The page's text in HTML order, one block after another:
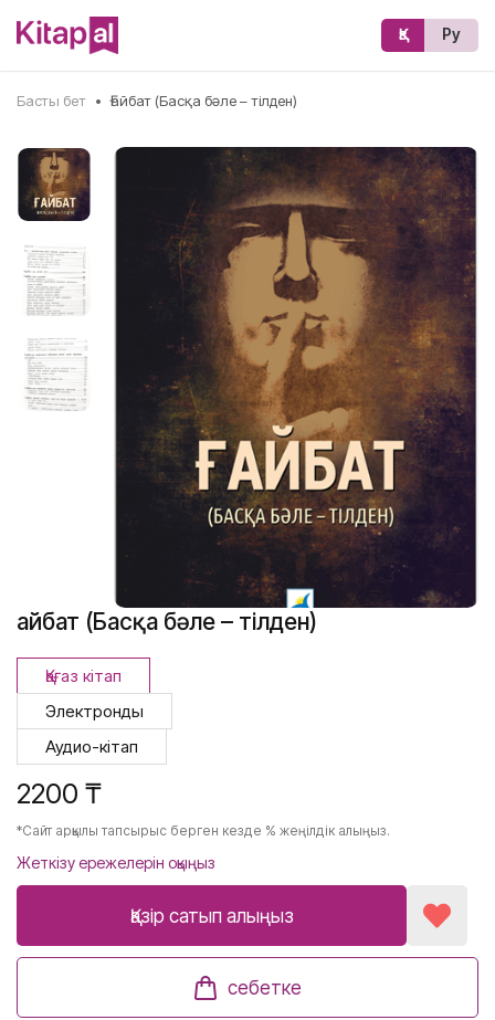
Қз Ру
Басты бет • Ғайбат (Басқа бәле – тілден)
Ғайбат (Басқа бәле – тілден)
Қағаз кітап
Электронды
Аудио-кітап
2200 ₸
*Сайт арқылы тапсырыс берген кезде % жеңілдік алыңыз.
Жеткізу ережелерін оқыңыз
Қазір сатып алыңыз
себетке